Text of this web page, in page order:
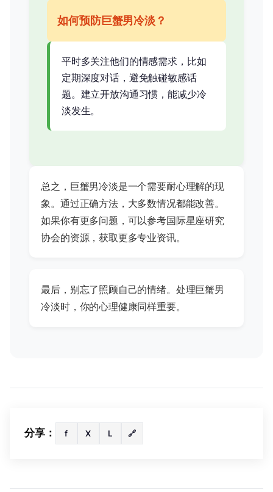
如何预防巨蟹男冷淡？
平时多关注他们的情感需求，比如
定期深度对话，避免触碰敏感话
题。建立开放沟通习惯，能减少冷
淡发生。
总之，巨蟹男冷淡是一个需要耐心理解的现
象。通过正确方法，大多数情况都能改善。
如果你有更多问题，可以参考国际星座研究
协会的资源，获取更多专业资讯。
最后，别忘了照顾自己的情绪。处理巨蟹男
冷淡时，你的心理健康同样重要。
分享： f X L 🔗